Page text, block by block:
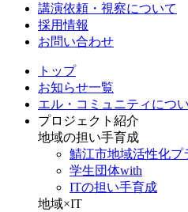
講演依頼・視察について
採用情報
お問い合わせ
トップ
お知らせ一覧
エル・コミュニティにつ
プロジェクト紹介
地域の担い手育成
鯖江市地域活性化プ
学生団体with
ITの担い手育成
地域×IT